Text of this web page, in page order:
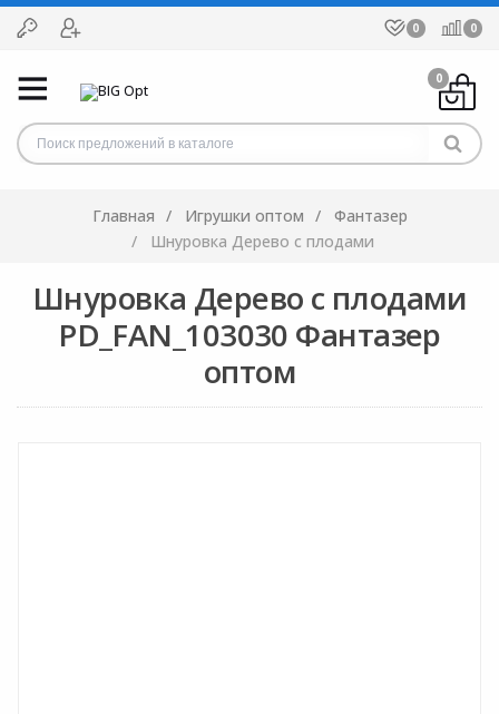
0 0
0
Главная Игрушки оптом
Фантазер
Шнуровка Дерево с плодами
Шнуровка Дерево с плодами
PD_FAN_103030 Фантазер
оптом